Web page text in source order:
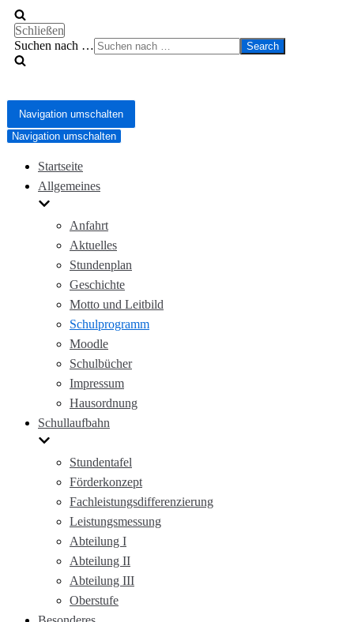
Schließen
Suchen nach …
Navigation umschalten
Navigation umschalten
Startseite
Allgemeines
Anfahrt
Aktuelles
Stundenplan
Geschichte
Motto und Leitbild
Schulprogramm
Moodle
Schulbücher
Impressum
Hausordnung
Schullaufbahn
Stundentafel
Förderkonzept
Fachleistungsdifferenzierung
Leistungsmessung
Abteilung I
Abteilung II
Abteilung III
Oberstufe